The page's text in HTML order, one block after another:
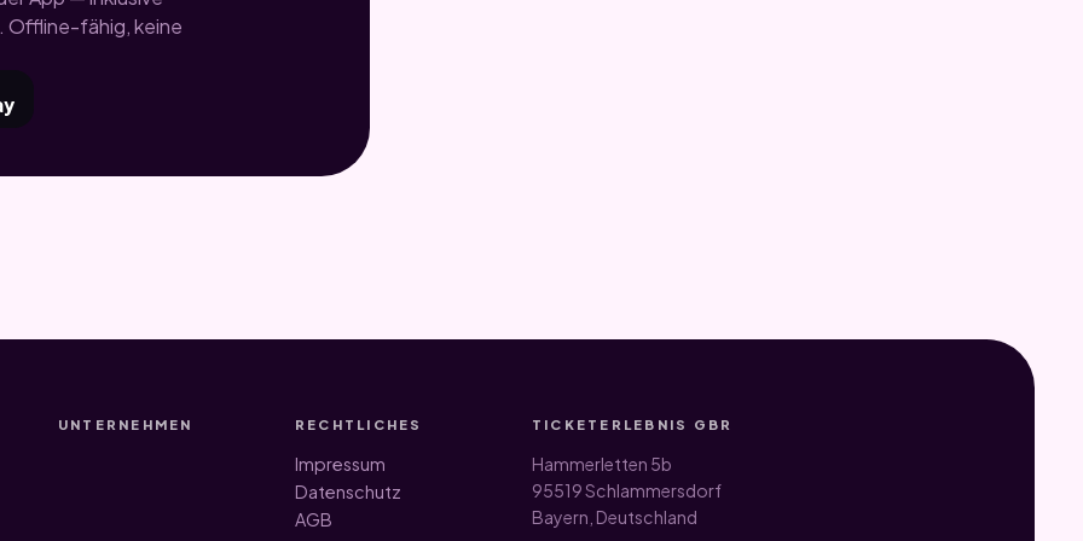
Offline-fähig, keine
UNTERNEHMEN RECHTLICHES
Impressum
Datenschutz
AGB
TICKETERLEBNIS GBR
Hammerletten 5b
95519 Schlammersdorf
Bayern, Deutschland